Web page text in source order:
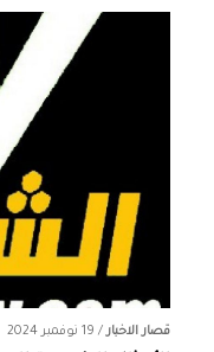
قصار الاخبار/ 19 نوفمبر 2024